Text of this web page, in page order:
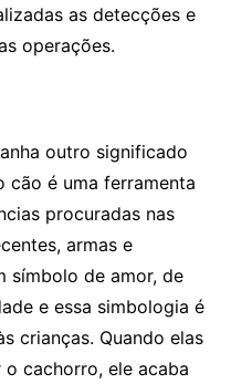
as detecções e
operações.
outro significado
cão é uma ferramenta
procuradas nas
armas e
símbolo de amor, de
e essa simbologia é
crianças. Quando elas
cachorro, ele acaba